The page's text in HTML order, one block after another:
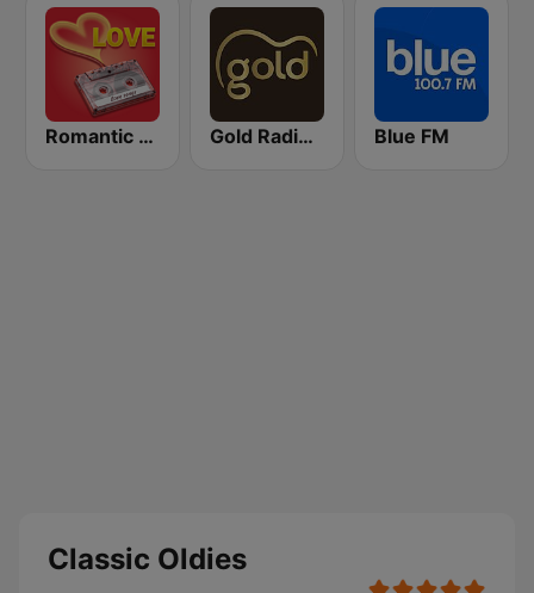
Romantic Vibes Gold Radio UK Blue FM
Classic Oldies